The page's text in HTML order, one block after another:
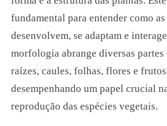
fundamental para entender como as
desenvolvem, se adaptam e
morfologia abrange diversas
raízes, caules, folhas, flores e
desempenhando um papel crucial
reprodução das espécies vegetais.